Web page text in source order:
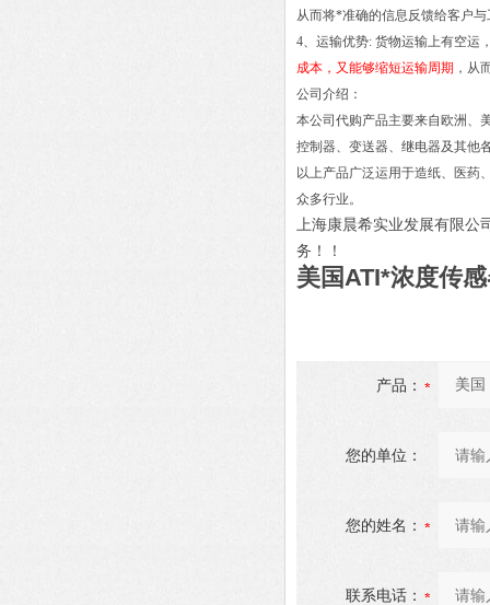
从而将*准确的信息反馈给客户
4、运输优势: 货物运输上有空运
成本，又能够缩短运输周期 ，从
公司介绍：
本公司代购产品主要来自欧洲、
控制器、变送器、继电器及其他
以上产品广泛运用于造纸、医药
众多行业。
上海康晨希实业发展有限公
务！
！
美国ATI*浓度传
产品：
您的单位：
您的姓名：
联系电话：